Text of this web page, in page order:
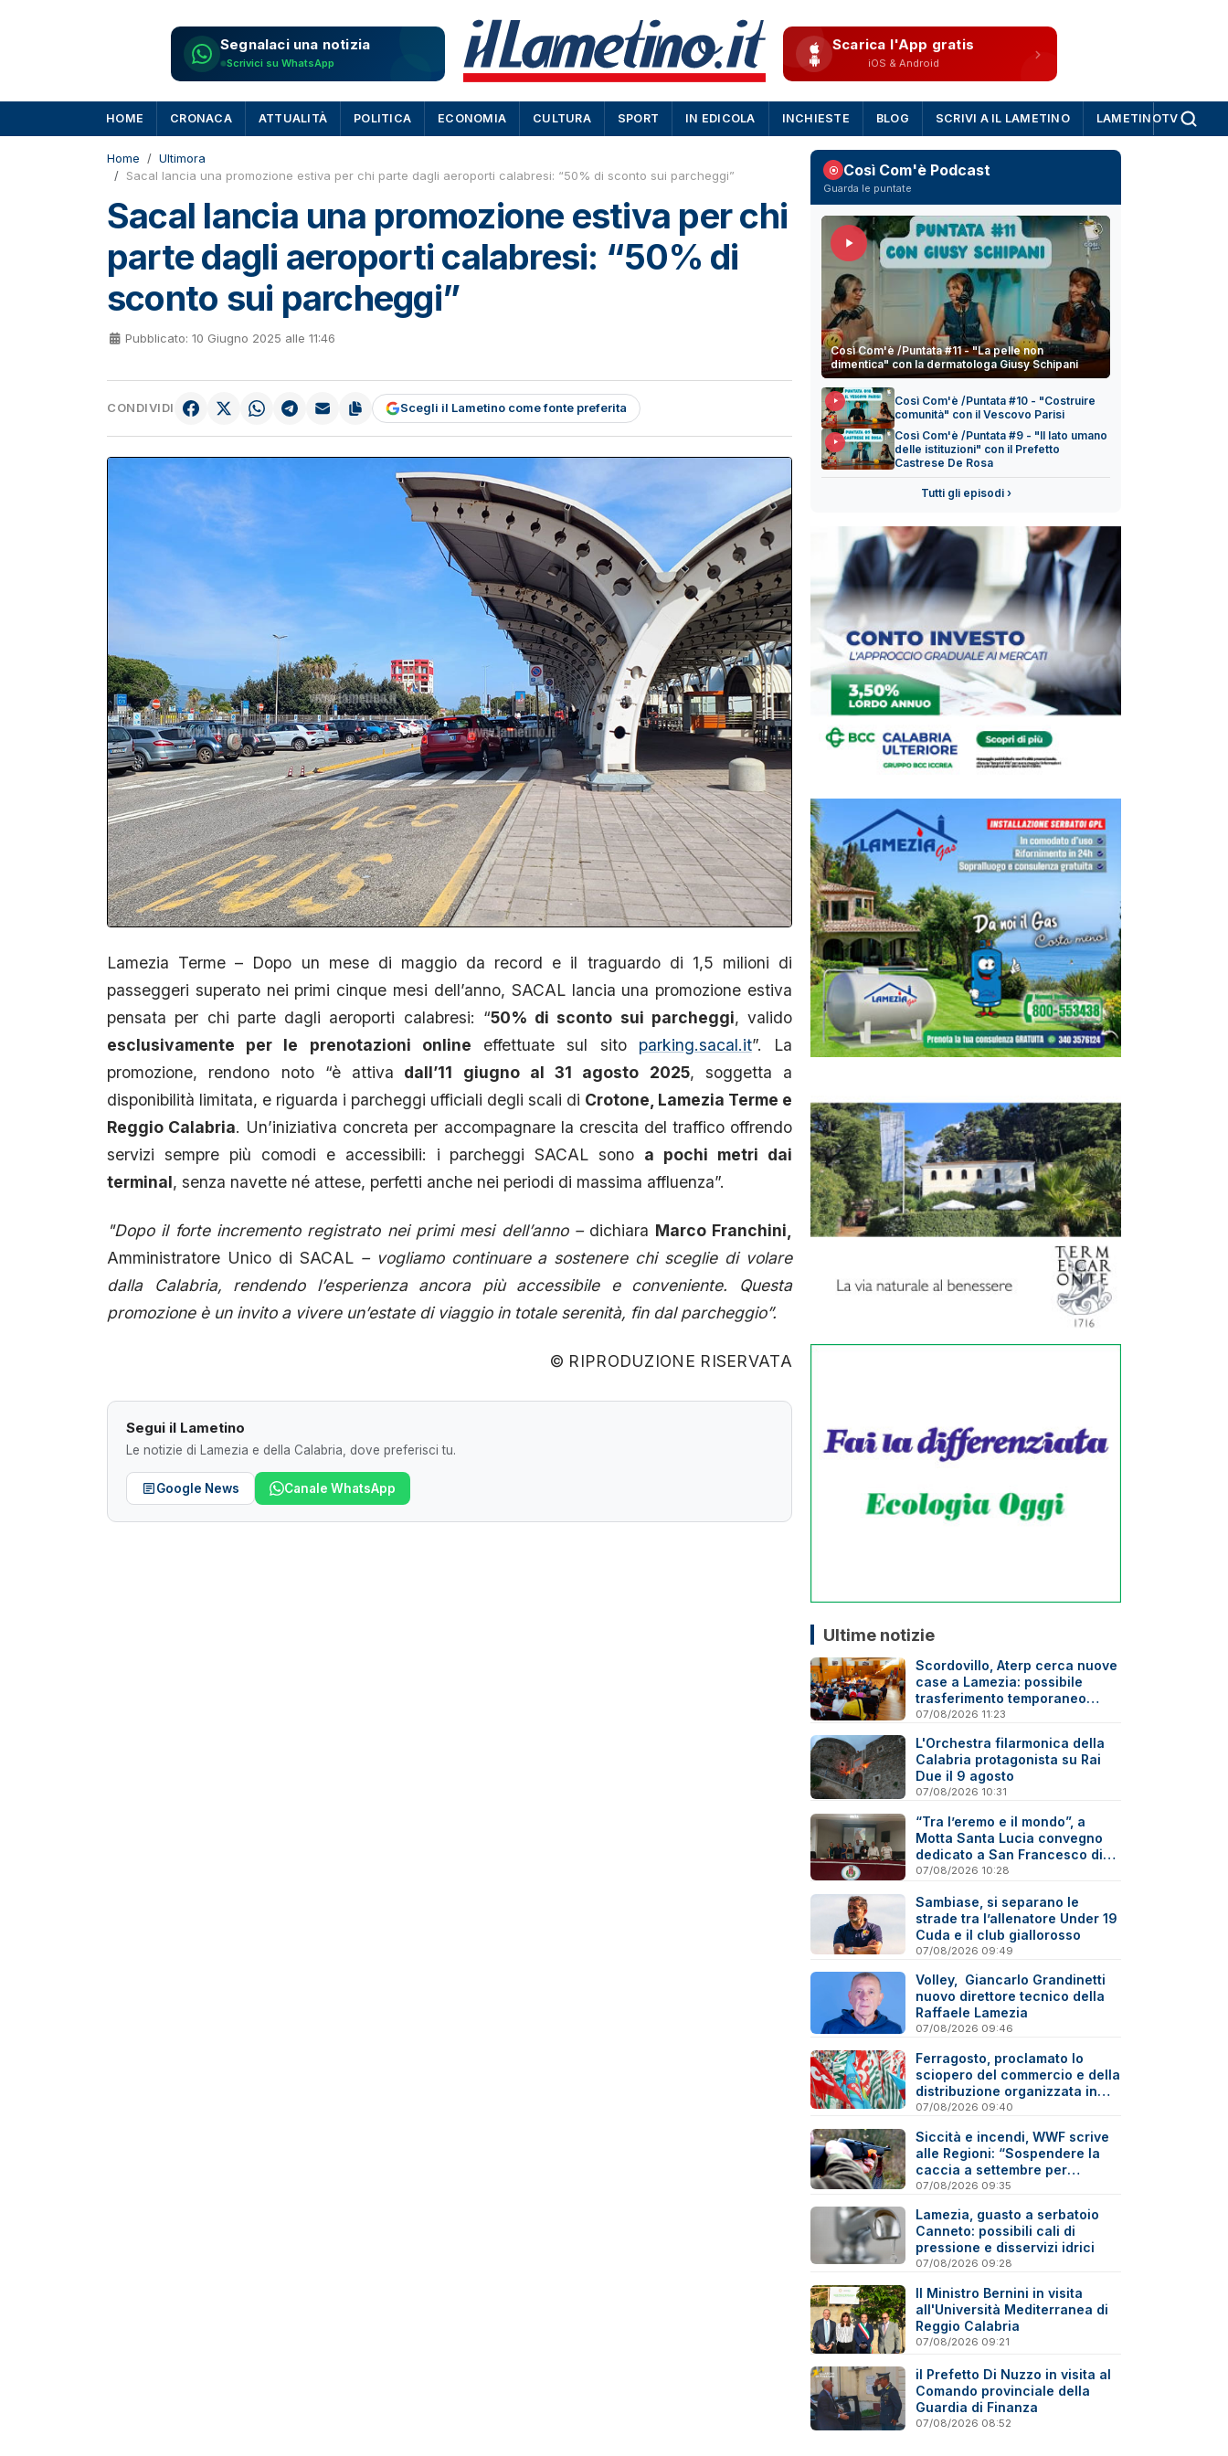
Segnalaci una notizia
Scrivici su WhatsApp
Scarica l'App gratis
iOS & Android
HOME CRONACA ATTUALITÀ POLITICA ECONOMIA CULTURA SPORT IN EDICOLA INCHIESTE BLOG SCRIVI A IL LAMETINO LAMETINOTV
Home
Ultimora
Sacal lancia una promozione estiva per chi parte dagli aeroporti calabresi: “50% di sconto sui parcheggi”
Sacal lancia una promozione estiva per chi
parte dagli aeroporti calabresi: “50% di
sconto sui parcheggi”
Pubblicato: 10 Giugno 2025 alle 11:46
CONDIVIDI Scegli il Lametino come fonte preferita
Lamezia Terme – Dopo un mese di maggio da record e il traguardo di 1,5 milioni di
passeggeri superato nei primi cinque mesi dell’anno, SACAL lancia una promozione estiva
pensata per chi parte dagli aeroporti calabresi: “50% di sconto sui parcheggi, valido
esclusivamente per le prenotazioni online effettuate sul sito parking.sacal.it”. La
promozione, rendono noto “è attiva dall’11 giugno al 31 agosto 2025, soggetta a
disponibilità limitata, e riguarda i parcheggi ufficiali degli scali di Crotone, Lamezia Terme e
Reggio Calabria. Un’iniziativa concreta per accompagnare la crescita del traffico offrendo
servizi sempre più comodi e accessibili: i parcheggi SACAL sono a pochi metri dai
terminal, senza navette né attese, perfetti anche nei periodi di massima affluenza”.
"Dopo il forte incremento registrato nei primi mesi dell’anno – dichiara Marco Franchini,
Amministratore Unico di SACAL– vogliamo continuare a sostenere chi sceglie di volare
dalla Calabria, rendendo l’esperienza ancora più accessibile e conveniente. Questa
promozione è un invito a vivere un’estate di viaggio in totale serenità, fin dal parcheggio”.
© RIPRODUZIONE RISERVATA
Segui il Lametino
Le notizie di Lamezia e della Calabria, dove preferisci tu.
Google News Canale WhatsApp
Così Com'è Podcast
Guarda le puntate
Così Com'è /Puntata #11 - "La pelle non
dimentica" con la dermatologa Giusy Schipani
Così Com'è /Puntata #10 - "Costruire
comunità" con il Vescovo Parisi
Così Com'è /Puntata #9 - "Il lato umano
delle istituzioni" con il Prefetto
Castrese De Rosa
Tutti gli episodi ›
Ultime notizie
Scordovillo, Aterp cerca nuove
case a Lamezia: possibile
trasferimento temporaneo
nell’hinterland per alcune
07/08/2026 11:23
L'Orchestra filarmonica della
Calabria protagonista su Rai
Due il 9 agosto
07/08/2026 10:31
“Tra l’eremo e il mondo”, a
Motta Santa Lucia convegno
dedicato a San Francesco di
Paola
07/08/2026 10:28
Sambiase, si separano le
strade tra l’allenatore Under 19
Cuda e il club giallorosso
07/08/2026 09:49
Volley, Giancarlo Grandinetti
nuovo direttore tecnico della
Raffaele Lamezia
07/08/2026 09:46
Ferragosto, proclamato lo
sciopero del commercio e della
distribuzione organizzata in
Calabria
07/08/2026 09:40
Siccità e incendi, WWF scrive
alle Regioni: “Sospendere la
caccia a settembre per
tutelare la fauna”
07/08/2026 09:35
Lamezia, guasto a serbatoio
Canneto: possibili cali di
pressione e disservizi idrici
07/08/2026 09:28
Il Ministro Bernini in visita
all'Università Mediterranea di
Reggio Calabria
07/08/2026 09:21
il Prefetto Di Nuzzo in visita al
Comando provinciale della
Guardia di Finanza
07/08/2026 08:52